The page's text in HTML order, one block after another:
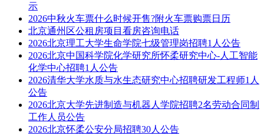
示
2026中秋火车票什么时候开售?附火车票购票日历
北京通州区公租房项目看房咨询电话
2026北京理工大学生命学院七级管理岗招聘1人公告
2026北京中国科学院化学研究所怀柔研究中心-人工智能
化学中心招聘1人公告
2026清华大学水质与水生态研究中心招聘研发工程师1人
公告
2026北京大学先进制造与机器人学院招聘2名劳动合同制
工作人员公告
2026北京怀柔公安分局招聘30人公告